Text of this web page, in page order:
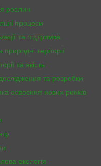
рослин
процеси
та підтримка
природні теріторії
та якість
та розробки
освоєння нових ринків
екологія